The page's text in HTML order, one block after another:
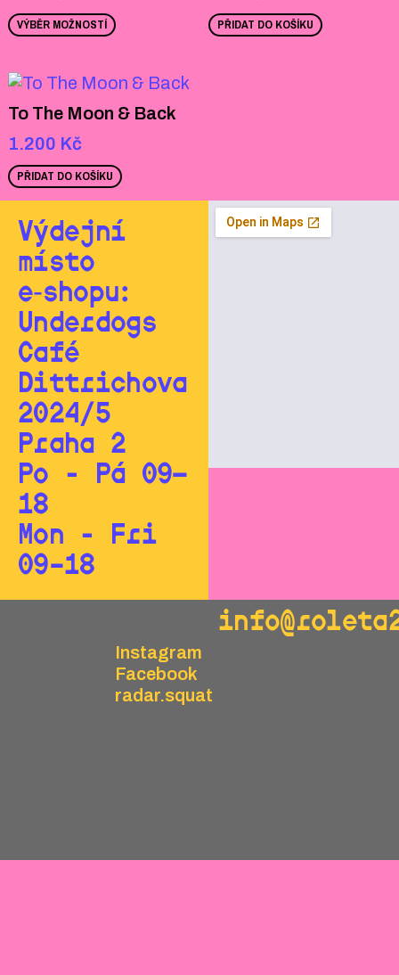
VÝBĚR MOŽNOSTÍ PŘIDAT DO KOŠÍKU
To The Moon & Back
1.200 Kč
PŘIDAT DO KOŠÍKU
Výdejní
místo
e‑shopu:
Underdogs
Café
Dittrichova
2024/5
Praha 2
Po - Pá 09—
18
Mon - Fri
09–18
Instagram
Facebook
radar.squat